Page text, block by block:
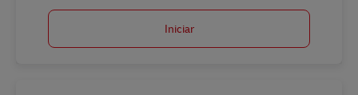
Iniciar